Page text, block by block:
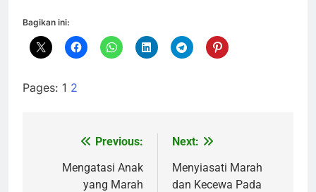
Bagikan ini:
Pages: 1 2
Navigasi
pos
Previous:
Mengatasi Anak
yang Marah
Next:
Menyiasati Marah
dan Kecewa Pada